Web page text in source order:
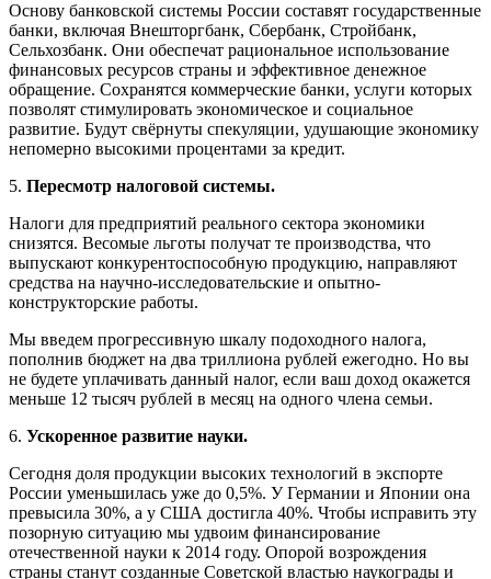
Основу банковской системы России составят государственные
банки, включая Внешторгбанк, Сбербанк, Стройбанк,
Сельхозбанк. Они обеспечат рациональное использование
финансовых ресурсов страны и эффективное денежное
обращение. Сохранятся коммерческие банки, услуги которых
позволят стимулировать экономическое и социальное
развитие. Будут свёрнуты спекуляции, удушающие экономику
непомерно высокими процентами за кредит.
5. Пересмотр налоговой системы.
Налоги для предприятий реального сектора экономики
снизятся. Весомые льготы получат те производства, что
выпускают конкурентоспособную продукцию, направляют
средства на научно-исследовательские и опытно-
конструкторские работы.
Мы введем прогрессивную шкалу подоходного налога,
пополнив бюджет на два триллиона рублей ежегодно. Но вы
не будете уплачивать данный налог, если ваш доход окажется
меньше 12 тысяч рублей в месяц на одного члена семьи.
6. Ускоренное развитие науки.
Сегодня доля продукции высоких технологий в экспорте
России уменьшилась уже до 0,5%. У Германии и Японии она
превысила 30%, а у США достигла 40%. Чтобы исправить эту
позорную ситуацию мы удвоим финансирование
отечественной науки к 2014 году. Опорой возрождения
страны станут созданные Советской властью наукограды и